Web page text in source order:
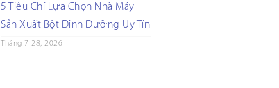
5 Tiêu Chí Lựa Chọn Nhà Máy
Sản Xuất Bột Dinh Dưỡng Uy Tín
Tháng 7 28, 2026